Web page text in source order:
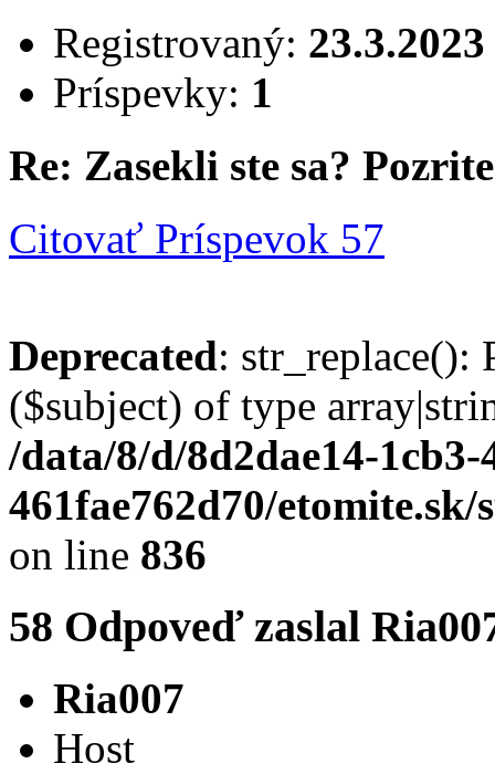
Registrovaný: 23.3.2023
Príspevky: 1
Re: Zasekli ste sa?
Citovať Príspevok 57
Deprecated: str_replace():
($subject) of type
/data/8/d/8d2dae14-1cb3-
461fae762d70/
on line 836
58 Odpoveď zaslal
Ria007
Host